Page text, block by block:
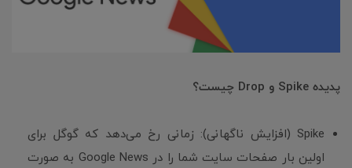
پدیده Spike و Drop چیست؟
Spike (افزایش ناگهانی): زمانی رخ می‌دهد که گوگل برای
اولین بار صفحات سایت شما را در Google News به صورت